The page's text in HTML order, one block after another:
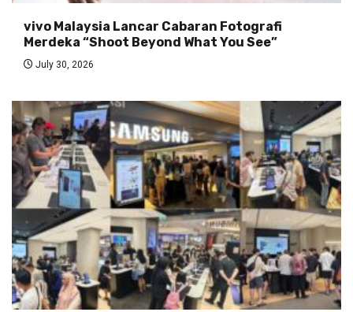
vivo Malaysia Lancar Cabaran Fotografi
Merdeka “Shoot Beyond What You See”
July 30, 2026